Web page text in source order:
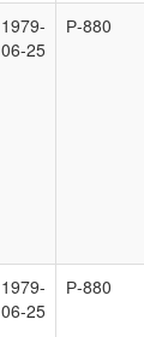
1979-
06-25
Р-880
1979-
06-25
Р-880